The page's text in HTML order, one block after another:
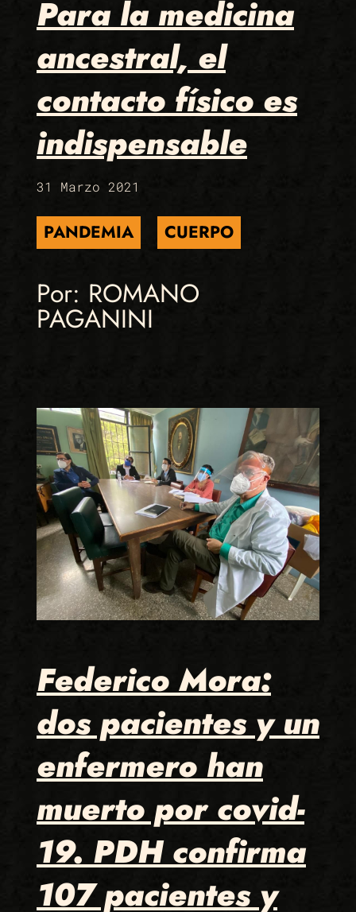
Para la medicina
ancestral, el
contacto físico es
indispensable
31 Marzo 2021
PANDEMIA CUERPO
Por: ROMANO
PAGANINI
Federico Mora:
dos pacientes y un
enfermero han
muerto por covid-
19. PDH confirma
107 pacientes y